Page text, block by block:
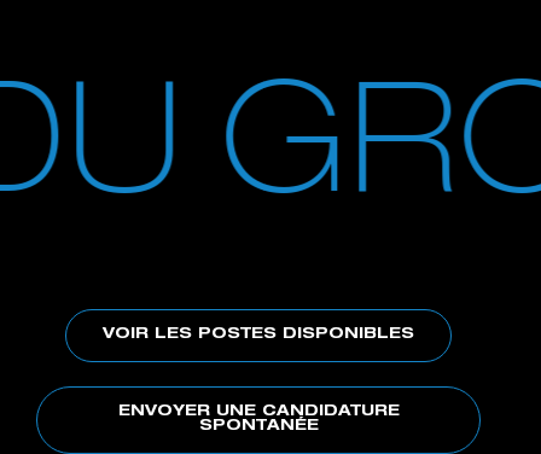
VOIR LES POSTES DISPONIBLES
ENVOYER UNE CANDIDATURE
SPONTANÉE